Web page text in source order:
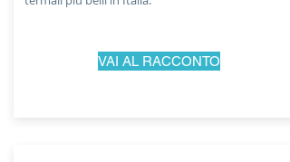
VAI AL RACCONTO